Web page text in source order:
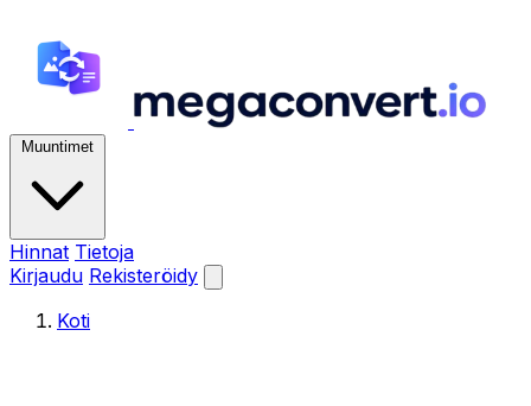
Muuntimet
Hinnat Tietoja
Kirjaudu Rekisteröidy
Koti